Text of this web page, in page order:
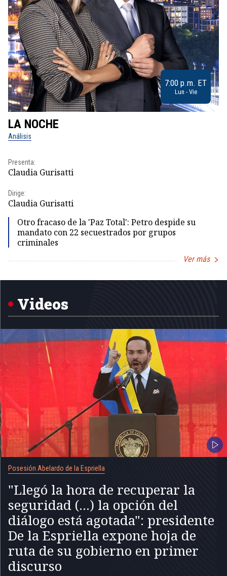
7:00 p.m. ET
Lun - Vie
LA NOCHE
Análisis
Presenta:
Claudia Gurisatti
Dirige:
Claudia Gurisatti
Otro fracaso de la 'Paz Total': Petro despide su
mandato con 22 secuestrados por grupos
criminales
Ver más
1
Videos
Posesión Abelardo de la Espriella
"Llegó la hora de recuperar la
seguridad (...) la opción del
diálogo está agotada": presidente
De la Espriella expone hoja de
ruta de su gobierno en primer
discurso